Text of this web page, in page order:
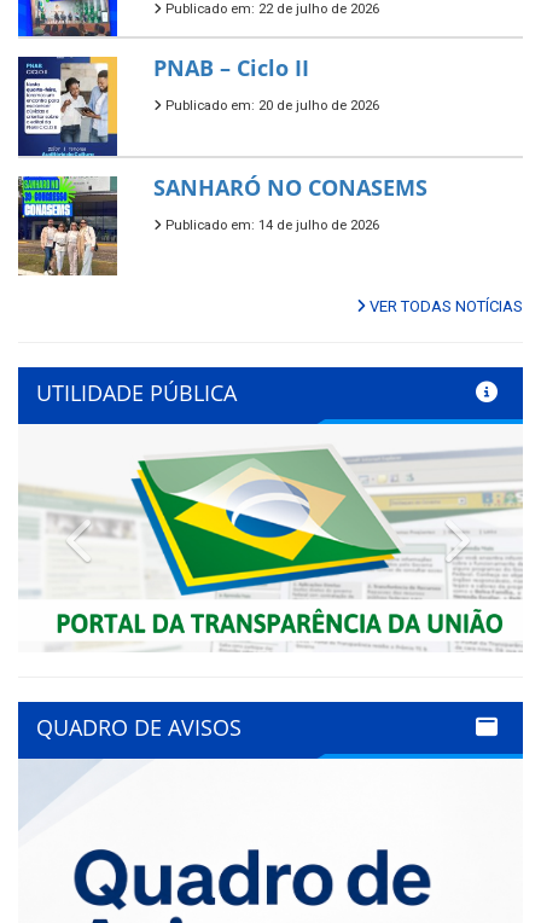
Publicado em: 22 de julho de 2026
PNAB – Ciclo II
Publicado em: 20 de julho de 2026
SANHARÓ NO CONASEMS
Publicado em: 14 de julho de 2026
VER TODAS NOTÍCIAS
UTILIDADE PÚBLICA
Previous Next
QUADRO DE AVISOS